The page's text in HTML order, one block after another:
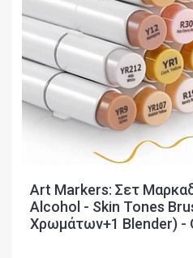
Art Markers: Σετ
Alcohol - Skin Tones
Χρωμάτων+1 Blender) -